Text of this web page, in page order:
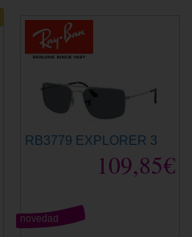
RB3779 EXPLORER 3
109,85€
novedad